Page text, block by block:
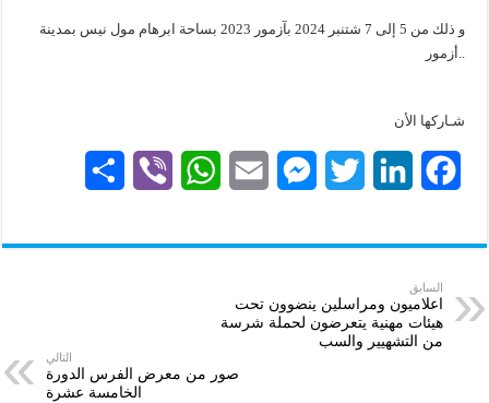
و ذلك من 5 إلى 7 شتنبر 2024 بآزمور 2023 بساحة ابرهام مول نيس بمدينة
أزمور..
شـاركها الأن
c
e
b
n
e
i
t
M
s
e
a
l
W
a
b
a
السابق
اعلاميون ومراسلين ينضوون تحت
هيئات مهنية يتعرضون لحملة شرسة
من التشهيير والسب
التالي
صور من معرض الفرس الدورة
الخامسة عشرة